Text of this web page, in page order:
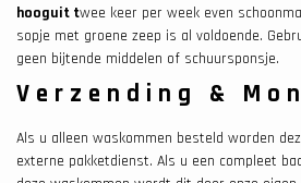
hooguit twee keer per week even
sopje met groene zeep is al voldoende.
geen bijtende middelen of schuursponsje.
Verzending &
Als u alleen waskommen besteld worden
externe pakketdienst. Als u een compleet